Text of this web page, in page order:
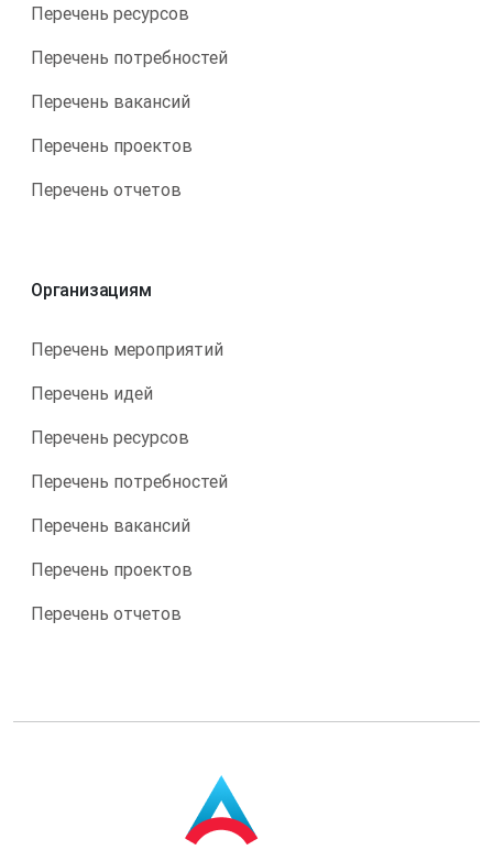
Перечень ресурсов
Перечень потребностей
Перечень вакансий
Перечень проектов
Перечень отчетов
Организациям
Перечень мероприятий
Перечень идей
Перечень ресурсов
Перечень потребностей
Перечень вакансий
Перечень проектов
Перечень отчетов